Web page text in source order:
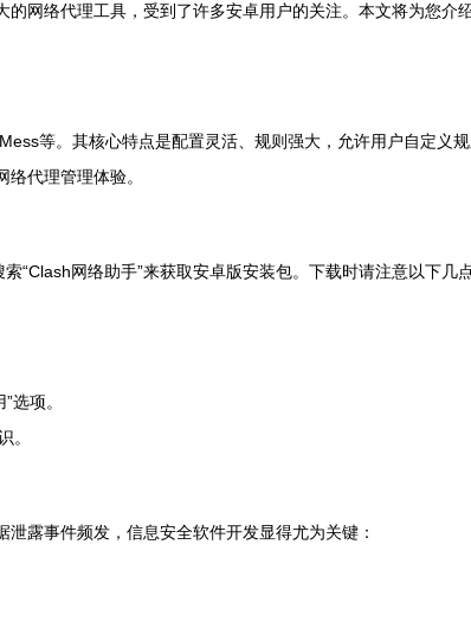
网络代理工具，受到了许多安卓用户的关注。本文将为您介
等。其核心特点是配置灵活、规则强大，允许用户自定义
代理管理体验。
网络助手”来获取安卓版安装包。下载时请注意以下几点
选项。
。
露事件频发，信息安全软件开发显得尤为关键：